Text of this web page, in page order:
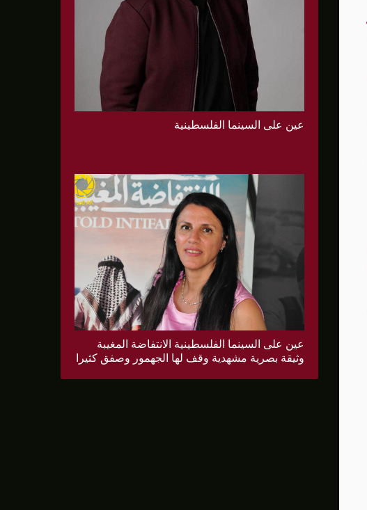
عين على السينما الفلسطينية
عين على السينما الفلسطينية الانتفاضة المغيبة
وثيقة بصرية مشهدية وقف لها الجهمور وصفق كثيرا